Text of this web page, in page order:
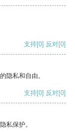
支持[0] 反对[0]
隐私和自由。
支持[0] 反对[0]
私保护。